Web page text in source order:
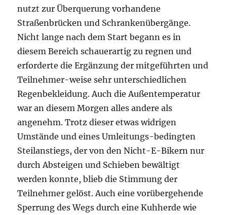
nutzt zur Überquerung vorhandene
Straßenbrücken und Schrankenübergänge.
Nicht lange nach dem Start begann es in
diesem Bereich schauerartig zu regnen und
erforderte die Ergänzung der mitgeführten und
Teilnehmer-weise sehr unterschiedlichen
Regenbekleidung. Auch die Außentemperatur
war an diesem Morgen alles andere als
angenehm. Trotz dieser etwas widrigen
Umstände und eines Umleitungs-bedingten
Steilanstiegs, der von den Nicht-E-Bikern nur
durch Absteigen und Schieben bewältigt
werden konnte, blieb die Stimmung der
Teilnehmer gelöst. Auch eine vorübergehende
Sperrung des Wegs durch eine Kuhherde wie